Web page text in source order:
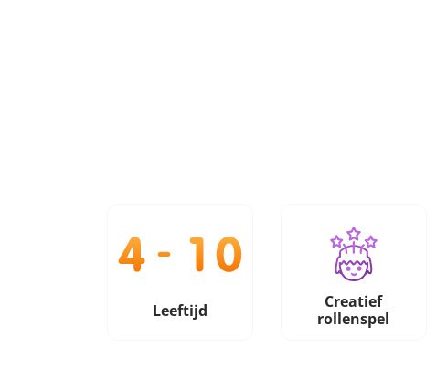
Leeftijd
Creatief
rollenspel